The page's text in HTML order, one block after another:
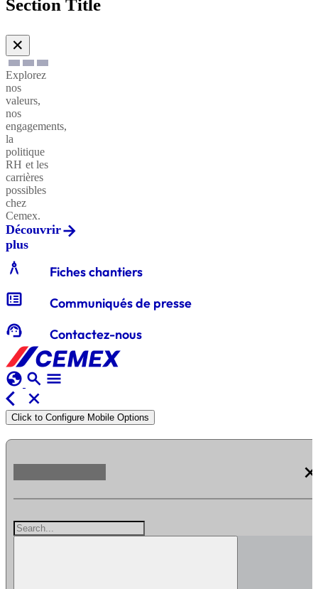
Section Title
✕
Explorez
nos
valeurs,
nos
engagements,
la
politique
RH et les
carrières
possibles
chez
Cemex.
Découvrir
plus
architecture Fiches chantiers
breaking_news Communiqués de presse
support_agent Contactez-nous
globe search menu
arrow_back_ios
close
Click to Configure Mobile Options
close